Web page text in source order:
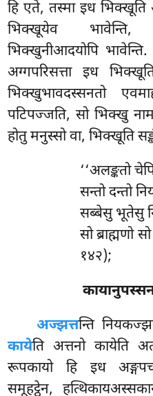
हि एते, तस्मा इध
भिक्खूयेव भावेन्ति,
भिक्खुनीआदयोपि
अग्गपरिसत्ता इध
भिक्खुभावदस्सनतो
पटिपज्जति, सो भिक्खु नाम
होतु मनुस्सो वा, भिक्खूति
‘‘अलङ्कतो
सन्तो दन्तो
सब्बेसु भूतेसु
सो ब्राह्मणो
१४२);
अज्झत्तन्ति
कायेति अत्तनो कायेति
रूपकायो हि इध
समूहट्ठेन,